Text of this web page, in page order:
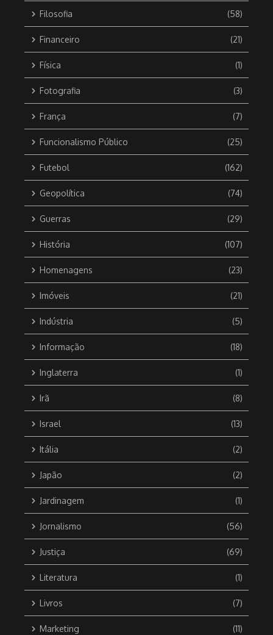
Filosofia (58)
Financeiro (21)
Física (1)
Fotografia (3)
França (7)
Funcionalismo Público (25)
Futebol (162)
Geopolítica (74)
Guerras (29)
História (107)
Homenagens (23)
Imóveis (21)
Indústria (5)
Informação (18)
Inglaterra (1)
Irã (8)
Israel (13)
Itália (2)
Japão (2)
Jardinagem (1)
Jornalismo (56)
Justiça (69)
Literatura (1)
Livros (7)
Marketing (11)